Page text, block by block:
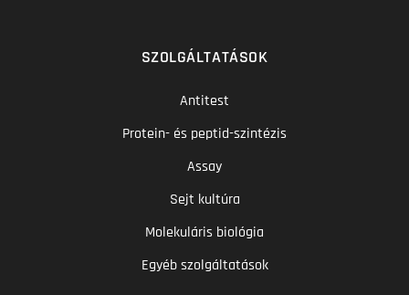
SZOLGÁLTATÁSOK
Antitest
Protein- és peptid-szintézis
Assay
Sejt kultúra
Molekuláris biológia
Egyéb szolgáltatások